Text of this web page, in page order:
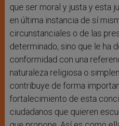
que ser moral y justa y esta
en última instancia de sí
circunstanciales o de las
determinado, sino que le ha
conformidad con una
naturaleza religiosa o
contribuye de forma
fortalecimiento de esta
ciudadanos que quieren